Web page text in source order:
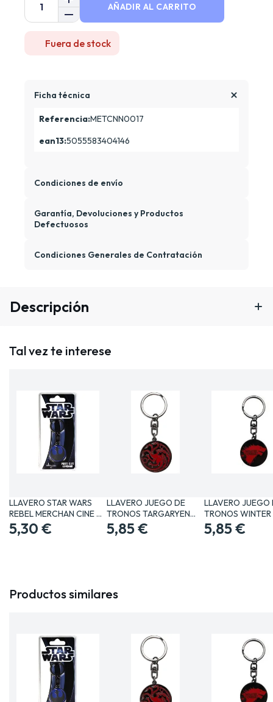
AÑADIR AL CARRITO
Fuera de stock
Ficha técnica
Referencia:METCNN0017
ean13:5055583404146
Condiciones de envío
Garantía, Devoluciones y Productos
Defectuosos
Condiciones Generales de Contratación
Descripción
Tal vez te interese
LLAVERO STAR WARS
REBEL MERCHAN CINE Y
TV…
5,30 €
LLAVERO JUEGO DE
TRONOS TARGARYEN
MERCHAN…
5,85 €
LLAVERO JUEGO
TRONOS WINTER
COMING…
5,85 €
Productos similares